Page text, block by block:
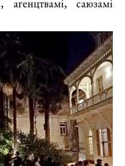
агенцтвамі, саюзамі